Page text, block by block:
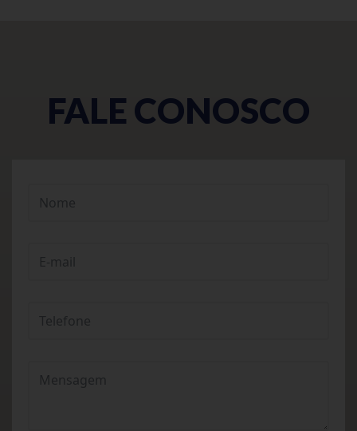
FALE CONOSCO